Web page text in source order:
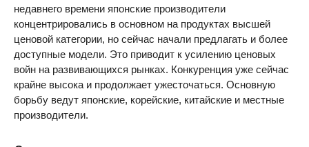
недавнего времени японские производители
концентрировались в основном на продуктах высшей
ценовой категории, но сейчас начали предлагать и более
доступные модели. Это приводит к усилению ценовых
войн на развивающихся рынках. Конкуренция уже сейчас
крайне высока и продолжает ужесточаться. Основную
борьбу ведут японские, корейские, китайские и местные
производители.